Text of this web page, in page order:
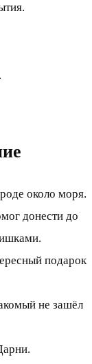
около моря.
донести до
подарок
не зашёл